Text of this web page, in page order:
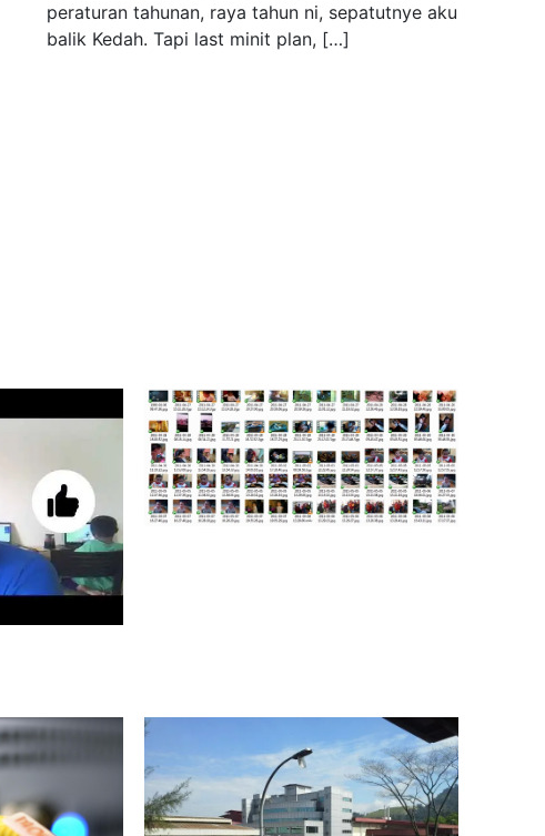
peraturan tahunan, raya tahun ni, sepatutnye aku
balik Kedah. Tapi last minit plan, […]